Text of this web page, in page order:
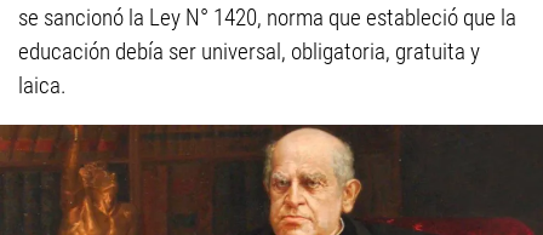
se sancionó la Ley N° 1420, norma que estableció que la
educación debía ser universal, obligatoria, gratuita y
laica.